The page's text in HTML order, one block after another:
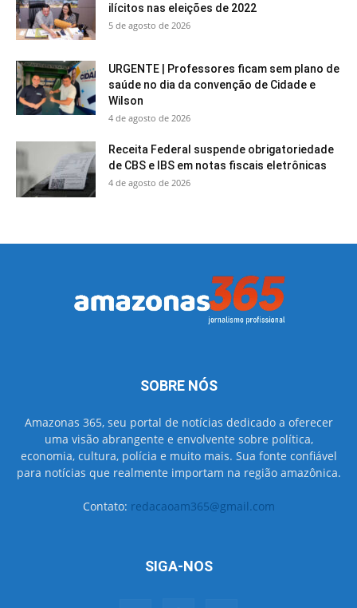
ilícitos nas eleições de 2022
5 de agosto de 2026
URGENTE | Professores ficam sem plano de
saúde no dia da convenção de Cidade e
Wilson
4 de agosto de 2026
Receita Federal suspende obrigatoriedade
de CBS e IBS em notas fiscais eletrônicas
4 de agosto de 2026
SOBRE NÓS
Amazonas 365, seu portal de notícias dedicado a oferecer
uma visão abrangente e envolvente sobre política,
economia, cultura, polícia e muito mais. Sua fonte confiável
para notícias que realmente importam na região amazônica.
Contato: redacaoam365@gmail.com
SIGA-NOS